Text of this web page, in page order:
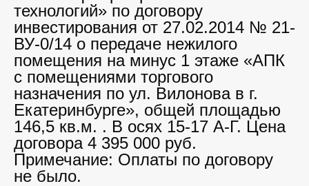
технологий» по договору
инвестирования от 27.02.2014 № 21-
ВУ-0/14 о передаче нежилого
помещения на минус 1 этаже «АПК
с помещениями торгового
назначения по ул. Вилонова в г.
Екатеринбурге», общей площадью
146,5 кв.м. . В осях 15-17 А-Г. Цена
договора 4 395 000 руб.
Примечание: Оплаты по договору
не было.